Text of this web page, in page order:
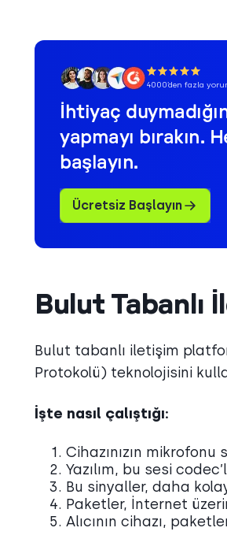
4000’den fazla
İhtiyaç
yapmayı bırakın.
başlayın.
Ücretsiz Başlayın
Bulut Tabanlı
Bulut tabanlı iletişim
Protokolü) teknolojisini
İşte nasıl çalıştığı:
Cihazınızın
Yazılım, bu sesi
Bu sinyaller, daha
Paketler, İnternet
Alıcının cihazı,